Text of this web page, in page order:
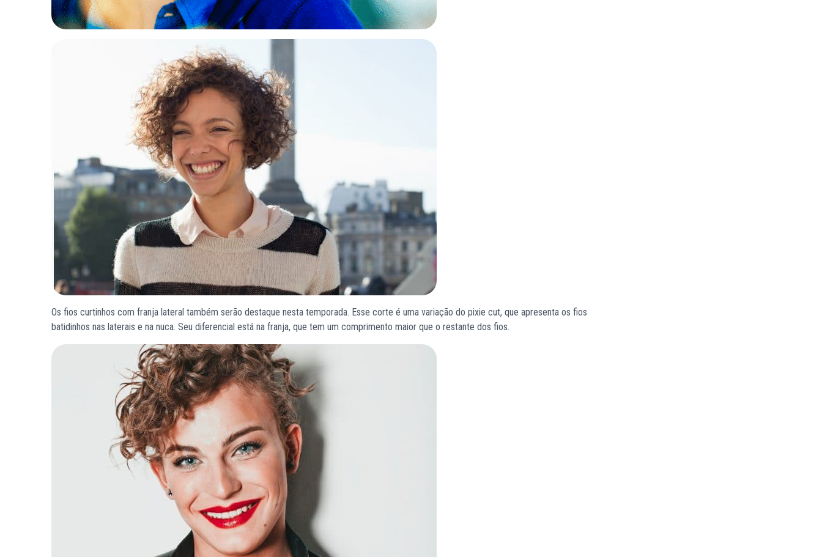
Os fios curtinhos com franja lateral também serão destaque nesta temporada. Esse corte é uma variação do pixie cut, que apresenta os fios
batidinhos nas laterais e na nuca. Seu diferencial está na franja, que tem um comprimento maior que o restante dos fios.